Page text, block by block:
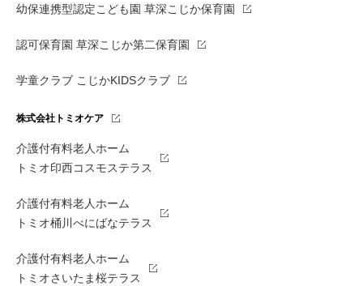
幼保連携型認定こども園 草深こじか保育園
認可保育園 草深こじか第二保育園
学童クラブ こじかKIDSクラブ
株式会社トミオケア
介護付有料老人ホーム
トミオ印西コスモステラス
介護付有料老人ホーム
トミオ桶川べにばなテラス
介護付有料老人ホーム
トミオさいたま桜テラス